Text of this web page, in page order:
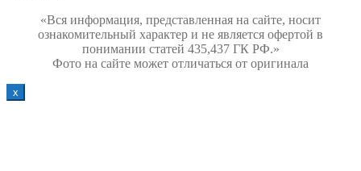
«Вся информация, представленная на сайте, носит
ознакомительный характер и не является офертой в
понимании статей 435,437 ГК РФ.»
Фото на сайте может отличаться от оригинала
х